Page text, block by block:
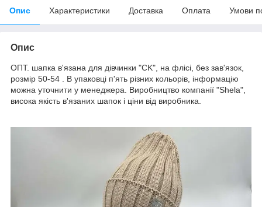
Опис Характеристики Доставка Оплата Умови
Опис
ОПТ. шапка в'язана для дівчинки "CK", на флісі, без зав'язок,
розмір 50-54 . В упаковці п'ять різних кольорів, інформацію
можна уточнити у менеджера. Виробництво компанії "Shela",
висока якість в'язаних шапок і ціни від виробника.